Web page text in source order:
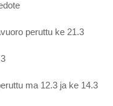
peruttu ke 21.3
ma 12.3 ja ke 14.3